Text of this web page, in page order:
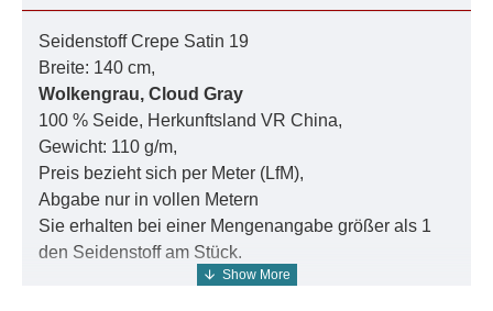
Seidenstoff Crepe Satin 19
Breite: 140 cm,
Wolkengrau, Cloud Gray
100 % Seide, Herkunftsland VR China,
Gewicht: 110 g/m,
Preis bezieht sich per Meter (LfM),
Abgabe nur in vollen Metern
Sie erhalten bei einer Mengenangabe größer als 1
den Seidenstoff am Stück.